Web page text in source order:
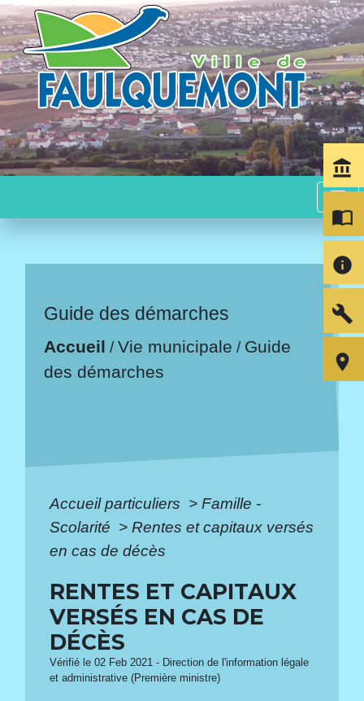
menu
Guide des démarches
Accueil /Vie municipale / Guide
des démarches
Accueil particuliers > Famille -
Scolarité > Rentes et capitaux versés
en cas de décès
RENTES ET CAPITAUX
VERSÉS EN CAS DE
DÉCÈS
Vérifié le 02 Feb 2021 - Direction de l'information légale
et administrative (Première ministre)
account_balance
import_contacts
info
build
room